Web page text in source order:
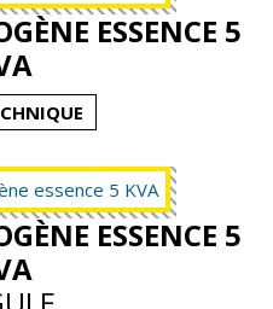
ESSENCE 5
ESSENCE 5